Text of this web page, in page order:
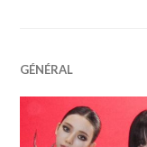
GÉNÉRAL